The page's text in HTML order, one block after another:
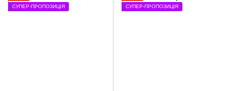
СУПЕР-ПРОПОЗИЦІЯ
СУПЕР-ПРОПОЗИЦІЯ